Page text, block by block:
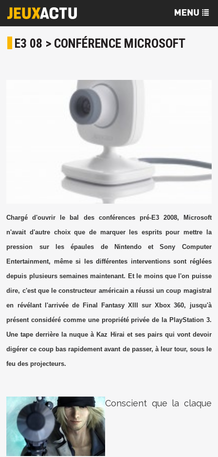
E3 08 > CONFÉRENCE MICROSOFT
Chargé d'ouvrir le bal des conférences pré-E3 2008, Microsoft
n'avait d'autre choix que de marquer les esprits pour mettre la
pression sur les épaules de Nintendo et Sony Computer
Entertainment, même si les différentes interventions sont réglées
depuis plusieurs semaines maintenant. Et le moins que l'on puisse
dire, c'est que le constructeur américain a réussi un coup magistral
en révélant l'arrivée de Final Fantasy XIII sur Xbox 360, jusqu'à
présent considéré comme une propriété privée de la PlayStation 3.
Une tape derrière la nuque à Kaz Hirai et ses pairs qui vont devoir
digérer ce coup bas rapidement avant de passer, à leur tour, sous le
feu des projecteurs.
Conscient que la claque